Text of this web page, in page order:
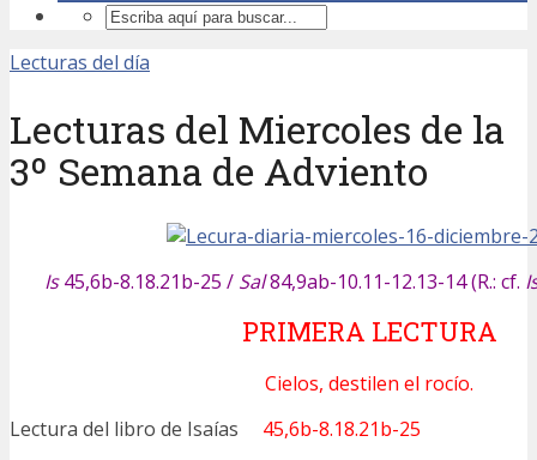
Lecturas del día
Lecturas del Miercoles de la
3º Semana de Adviento
Is45,6b-8.18.21b-25 / Sal84,9ab-10.11-12.13-14 (R.: cf.
PRIMERA LECTURA
Cielos, destilen el rocío.
Lectura del libro de Isaías 45,6b-8.18.21b-25